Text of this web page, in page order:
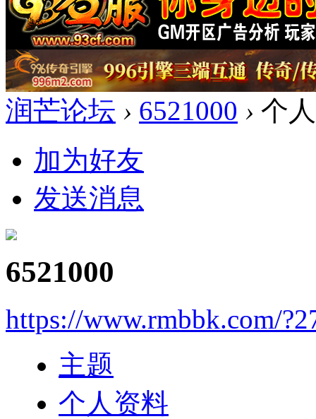
润芒论坛 › 6521000 › 个
加为好友
发送消息
6521000
https://www.rmbbk.com/
主题
个人资料